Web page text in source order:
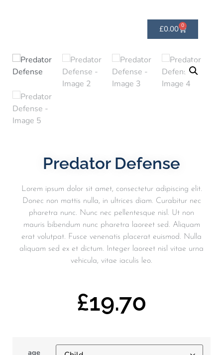
£0.00 0
Predator Defense
Lorem ipsum dolor sit amet, consectetur adipiscing elit.
Donec non mattis nulla, in ultrices diam. Curabitur nec
pharetra nunc. Nunc nec pellentesque nisl. Ut non
mauris bibendum nunc pharetra laoreet sed. Aliquam
erat volutpat. Fusce venenatis placerat euismod. Nulla
aliquam sed ex et dictum. Integer laoreet nisl vitae urna
vehicula, vitae iaculis leo.
£19.70
age